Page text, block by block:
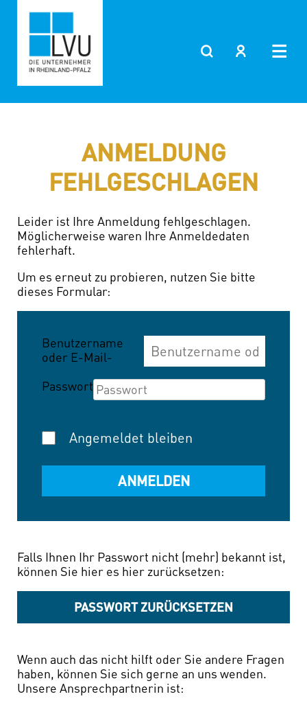
springen
ANMELDUNG
FEHLGESCHLAGEN
Leider ist Ihre Anmeldung fehlgeschlagen.
Möglicherweise waren Ihre Anmeldedaten
fehlerhaft.
Um es erneut zu probieren, nutzen Sie bitte
dieses Formular:
Benutzername
oder E-Mail-
Passwort
Angemeldet bleiben
Falls Ihnen Ihr Passwort nicht (mehr) bekannt ist,
können Sie hier es hier zurücksetzen:
PASSWORT ZURÜCKSETZEN
Wenn auch das nicht hilft oder Sie andere Fragen
haben, können Sie sich gerne an uns wenden.
Unsere Ansprechpartnerin ist: